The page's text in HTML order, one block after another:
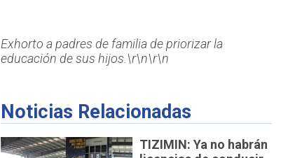
Exhorto a padres de familia de priorizar la
educación de sus hijos.\r\n\r\n
Noticias Relacionadas
TIZIMIN: Ya no habrán